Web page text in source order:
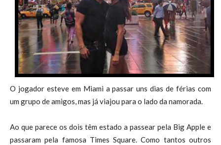
O jogador esteve em Miami a passar uns dias de férias com
um grupo de amigos, mas já viajou para o lado da namorada.
Ao que parece os dois têm estado a passear pela Big Apple e
passaram pela famosa Times Square. Como tantos outros